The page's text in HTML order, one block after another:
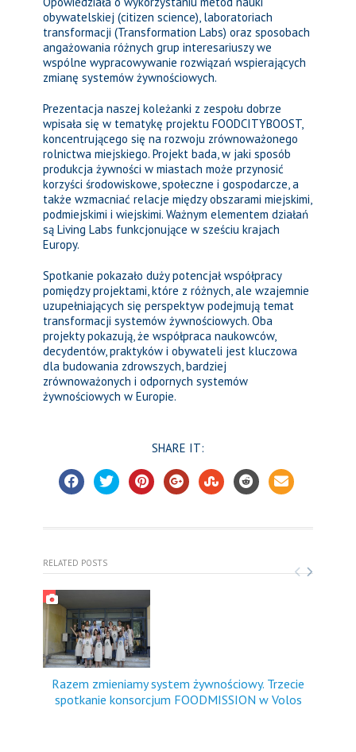
obywatelskiej (citizen science), laboratoriach
transformacji (Transformation Labs) oraz sposobach
angażowania różnych grup interesariuszy we
wspólne wypracowywanie rozwiązań wspierających
zmianę systemów żywnościowych.
Prezentacja naszej koleżanki z zespołu dobrze
wpisała się w tematykę projektu FOODCITYBOOST,
koncentrującego się na rozwoju zrównoważonego
rolnictwa miejskiego. Projekt bada, w jaki sposób
produkcja żywności w miastach może przynosić
korzyści środowiskowe, społeczne i gospodarcze, a
także wzmacniać relacje między obszarami miejskimi,
podmiejskimi i wiejskimi. Ważnym elementem działań
są Living Labs funkcjonujące w sześciu krajach
Europy.
Spotkanie pokazało duży potencjał współpracy
pomiędzy projektami, które z różnych, ale wzajemnie
uzupełniających się perspektyw podejmują temat
transformacji systemów żywnościowych. Oba
projekty pokazują, że współpraca naukowców,
decydentów, praktyków i obywateli jest kluczowa
dla budowania zdrowszych, bardziej
zrównoważonych i odpornych systemów
żywnościowych w Europie.
SHARE IT:
RELATED POSTS
Razem zmieniamy system żywnościowy. Trzecie
spotkanie konsorcjum FOODMISSION w Volos